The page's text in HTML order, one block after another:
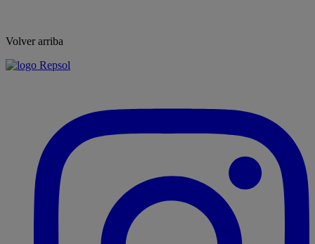
Volver arriba